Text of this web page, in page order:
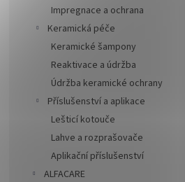
Impregnace a ochrana
Keramická péče
Keramické šampony
Reaktivace a údržba
Údržba keramické ochrany
Příslušenství a aplikace
Lešticí kotouče
Lahve a rozprašovače
Aplikační příslušenství
ALFACARE